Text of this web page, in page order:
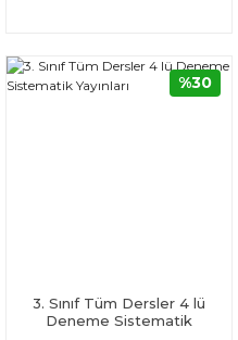
3. Sınıf Tüm Dersler 4 lü
Deneme Sistematik
%30